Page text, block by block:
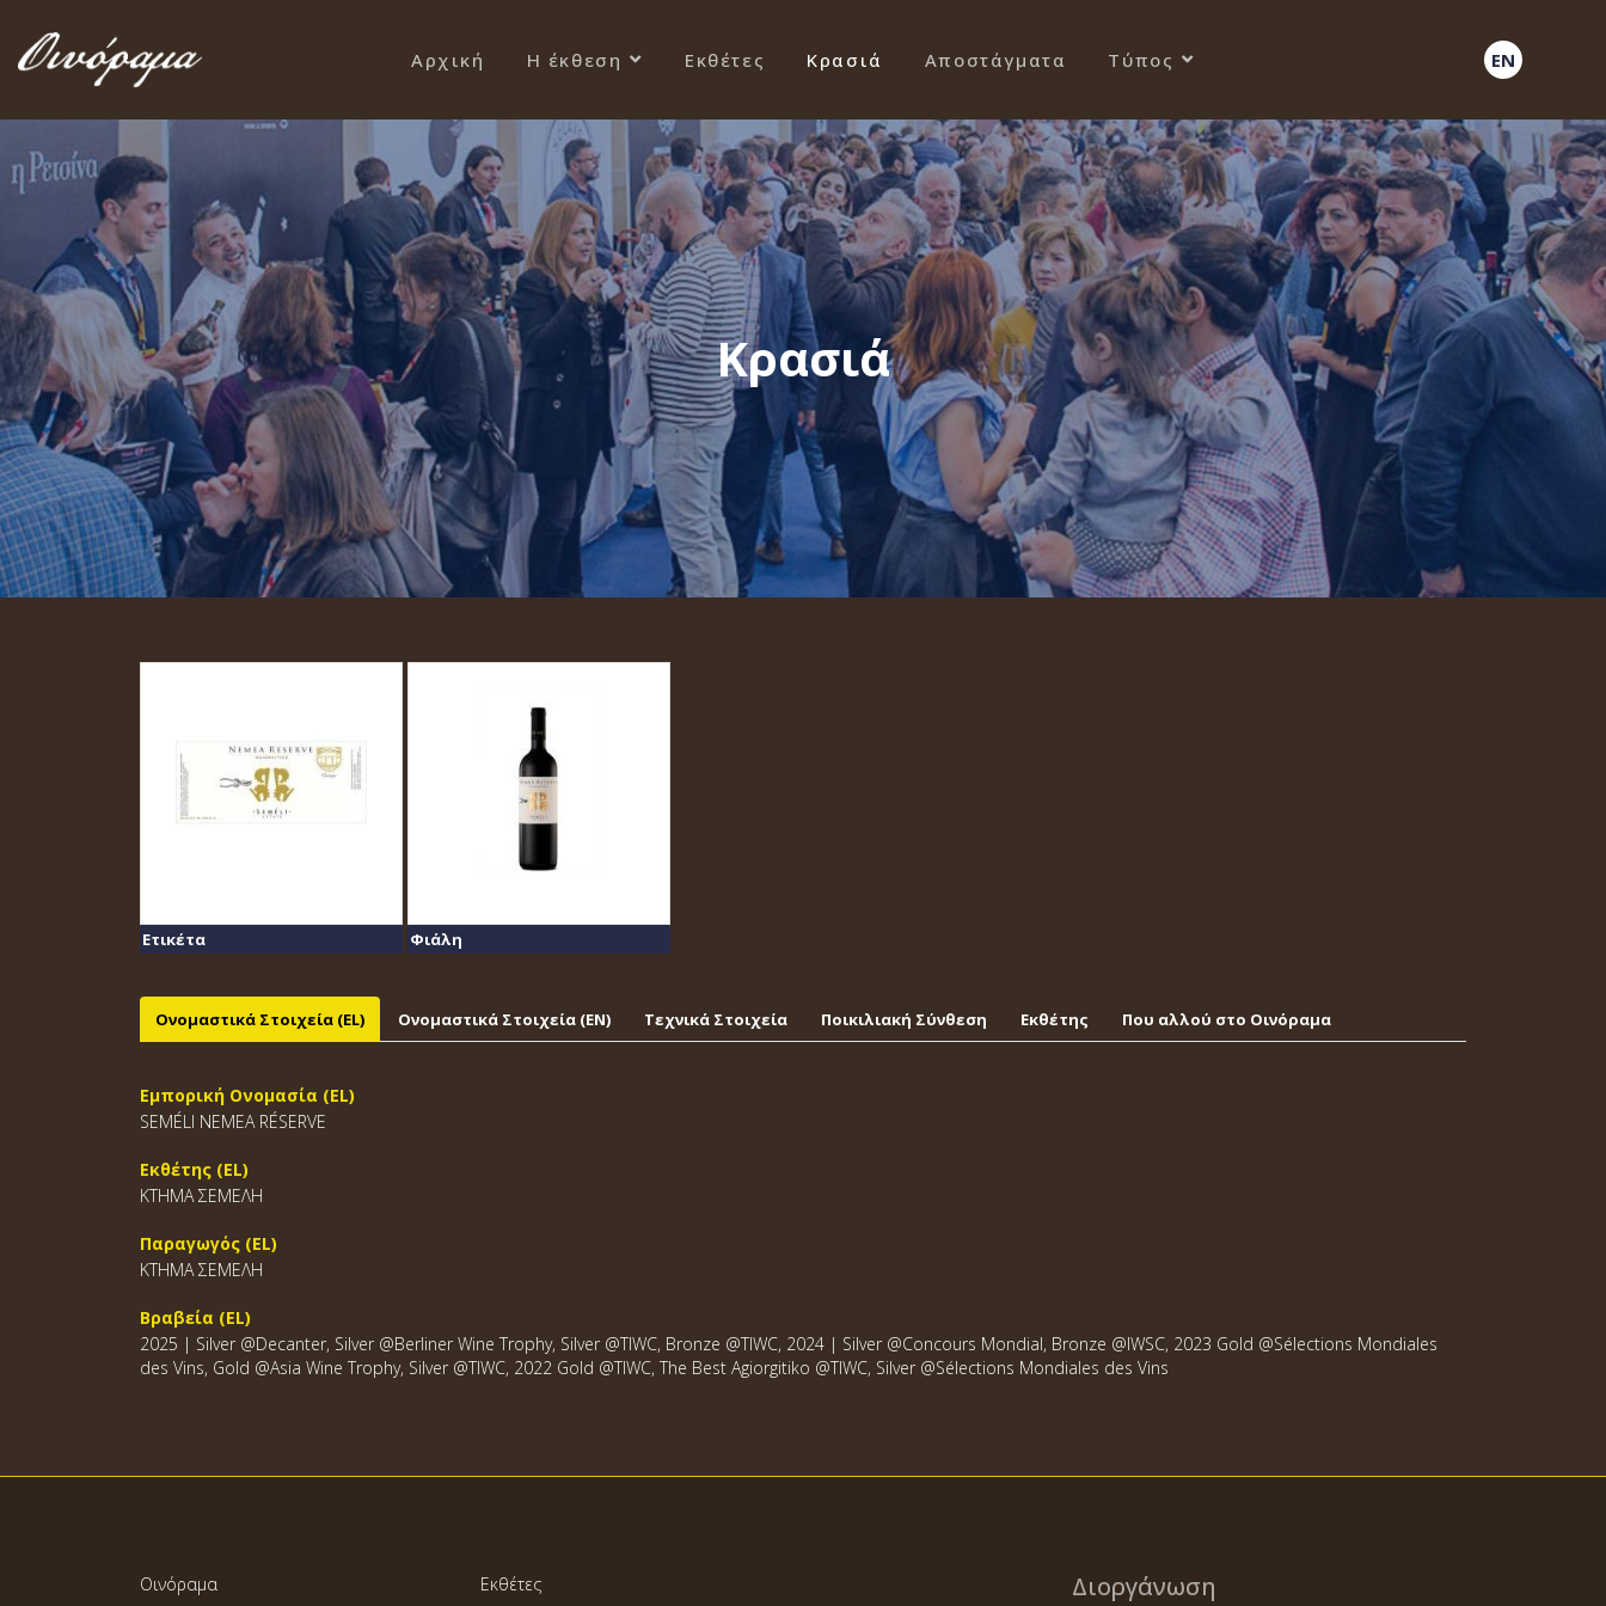
Αρχική Η έκθεση Εκθέτες Κρασιά Αποστάγματα Τύπος EN
Κρασιά
Ετικέτα Φιάλη
Ονομαστικά Στοιχεία (EL) Ονομαστικά Στοιχεία (EΝ) Τεχνικά Στοιχεία Ποικιλιακή Σύνθεση Εκθέτης Που αλλού στο Οινόραμα
Εμπορική Ονομασία (EL)
SEMÉLI ΝΕΜΕΑ RÉSERVE
Εκθέτης (EL)
ΚΤΗΜΑ ΣΕΜΕΛΗ
Παραγωγός (EL)
ΚΤΗΜΑ ΣΕΜΕΛΗ
Βραβεία (EL)
2025 | Silver @Decanter, Silver @Berliner Wine Trophy, Silver @TIWC, Bronze @TIWC, 2024 | Silver @Concours Mondial, Bronze @IWSC, 2023 Gold @Sélections Mondiales
des Vins, Gold @Asia Wine Trophy, Silver @TIWC, 2022 Gold @TIWC, The Best Agiorgitiko @TIWC, Silver @Sélections Mondiales des Vins
Οινόραμα Εκθέτες Διοργάνωση